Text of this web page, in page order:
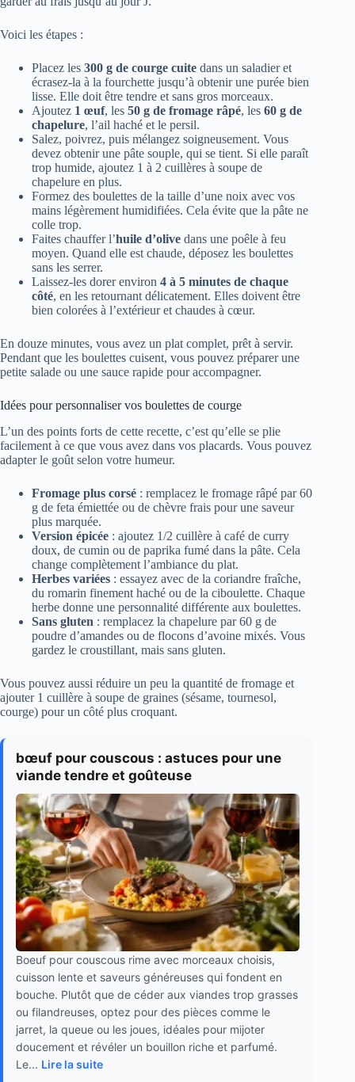
Voici les étapes :
Placez les 300 g de courge cuite dans un saladier et
écrasez-la à la fourchette jusqu’à obtenir une purée bien
lisse. Elle doit être tendre et sans gros morceaux.
Ajoutez 1 œuf, les 50 g de fromage râpé, les 60 g de
chapelure, l’ail haché et le persil.
Salez, poivrez, puis mélangez soigneusement. Vous
devez obtenir une pâte souple, qui se tient. Si elle paraît
trop humide, ajoutez 1 à 2 cuillères à soupe de
chapelure en plus.
Formez des boulettes de la taille d’une noix avec vos
mains légèrement humidifiées. Cela évite que la pâte ne
colle trop.
Faites chauffer l’huile d’olive dans une poêle à feu
moyen. Quand elle est chaude, déposez les boulettes
sans les serrer.
Laissez-les dorer environ 4 à 5 minutes de chaque
côté, en les retournant délicatement. Elles doivent être
bien colorées à l’extérieur et chaudes à cœur.
En douze minutes, vous avez un plat complet, prêt à servir.
Pendant que les boulettes cuisent, vous pouvez préparer une
petite salade ou une sauce rapide pour accompagner.
Idées pour personnaliser vos boulettes de courge
L’un des points forts de cette recette, c’est qu’elle se plie
facilement à ce que vous avez dans vos placards. Vous pouvez
adapter le goût selon votre humeur.
Fromage plus corsé : remplacez le fromage râpé par 60
g de feta émiettée ou de chèvre frais pour une saveur
plus marquée.
Version épicée : ajoutez 1/2 cuillère à café de curry
doux, de cumin ou de paprika fumé dans la pâte. Cela
change complètement l’ambiance du plat.
Herbes variées : essayez avec de la coriandre fraîche,
du romarin finement haché ou de la ciboulette. Chaque
herbe donne une personnalité différente aux boulettes.
Sans gluten : remplacez la chapelure par 60 g de
poudre d’amandes ou de flocons d’avoine mixés. Vous
gardez le croustillant, mais sans gluten.
Vous pouvez aussi réduire un peu la quantité de fromage et
ajouter 1 cuillère à soupe de graines (sésame, tournesol,
courge) pour un côté plus croquant.
bœuf pour couscous : astuces pour une
viande tendre et goûteuse
Boeuf pour couscous rime avec morceaux choisis,
cuisson lente et saveurs généreuses qui fondent en
bouche. Plutôt que de céder aux viandes trop grasses
ou filandreuses, optez pour des pièces comme le
jarret, la queue ou les joues, idéales pour mijoter
doucement et révéler un bouillon riche et parfumé.
Le... Lire la suite